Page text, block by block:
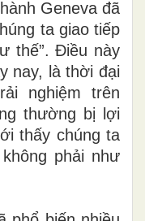
Geneva đã
ta giao tiếp
thế”. Điều này
nay, là thời đại
nghiệm trên
thường bị lợi
thấy chúng ta
phải như